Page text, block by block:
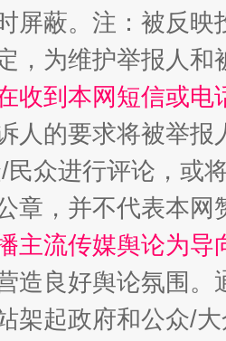
屏蔽。注：被反
，为维护举报人
收到本网短信或电
人的要求将被举
民众进行评论，或
章，并不代表本
主流传媒舆论为导
造良好舆论氛围
架起政府和公众/